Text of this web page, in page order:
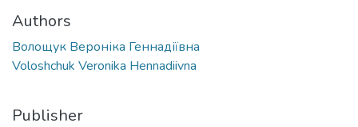
Authors
Волощук Вероніка Геннадіївна
Voloshchuk Veronika Hennadiivna
Publisher